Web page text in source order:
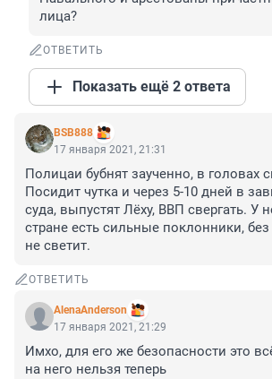
лица?
ОТВЕТИТЬ
Показать ещё 2 ответа
BSB888
17 января 2021, 21:31
Полицаи бубнят заученно, в головах
Посидит чутка и через 5-10 дней в
суда, выпустят Лёху, ВВП свергать. У
стране есть сильные поклонники,
не светит.
ОТВЕТИТЬ
AlenaAnderson
17 января 2021, 21:29
Имхо, для его же безопасности это
на него нельзя теперь